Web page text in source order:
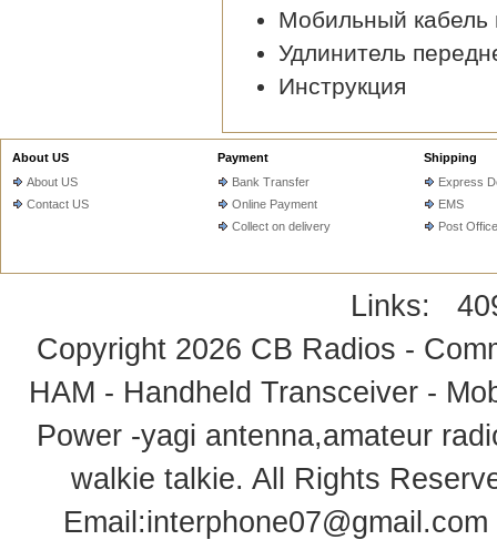
Мобильный кабель
Удлинитель
Инструкция
About US
About US
Contact US
Payment
Bank Transfer
Online Payment
Collect on delivery
Shipping
Express
EMS
Post Office
Links:
Copyright 2026 CB Radios -
HAM - Handheld Transceiver -
Power -yagi antenna,amateur
walkie talkie. All Rights
Email:interphone07@gmail.com